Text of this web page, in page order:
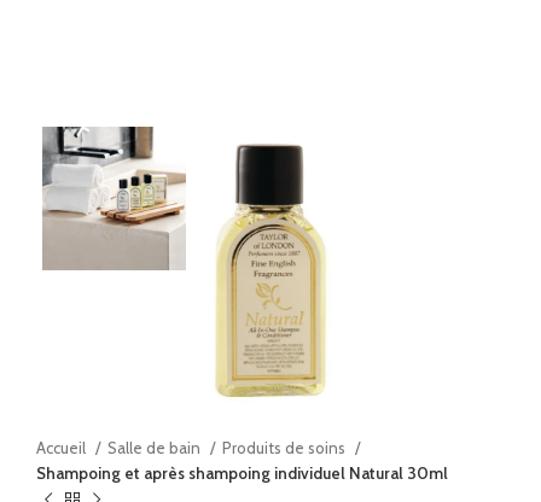
Accueil Salle de bain
Produits de soins
Shampoing et après shampoing individuel Natural 30ml